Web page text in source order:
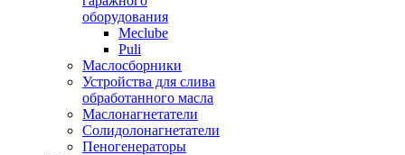
оборудования
Meclube
Puli
Маслосборники
Устройства для слива
обработанного масла
Маслонагнетатели
Солидолонагнетатели
Пеногенераторы